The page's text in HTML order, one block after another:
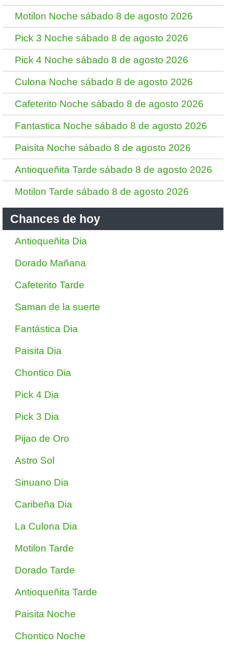
Motilon Noche sábado 8 de agosto 2026
Pick 3 Noche sábado 8 de agosto 2026
Pick 4 Noche sábado 8 de agosto 2026
Culona Noche sábado 8 de agosto 2026
Cafeterito Noche sábado 8 de agosto 2026
Fantastica Noche sábado 8 de agosto 2026
Paisita Noche sábado 8 de agosto 2026
Antioqueñita Tarde sábado 8 de agosto 2026
Motilon Tarde sábado 8 de agosto 2026
Chances de hoy
Antioqueñita Dia
Dorado Mañana
Cafeterito Tarde
Saman de la suerte
Fantástica Dia
Paisita Dia
Chontico Dia
Pick 4 Dia
Pick 3 Dia
Pijao de Oro
Astro Sol
Sinuano Dia
Caribeña Dia
La Culona Dia
Motilon Tarde
Dorado Tarde
Antioqueñita Tarde
Paisita Noche
Chontico Noche